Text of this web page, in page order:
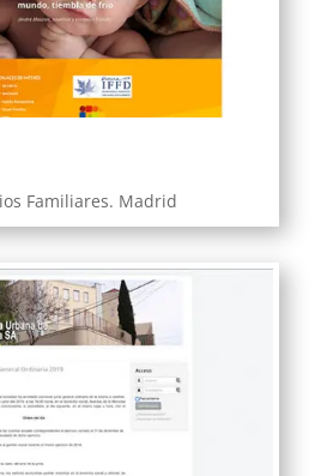
Familiares. Madrid